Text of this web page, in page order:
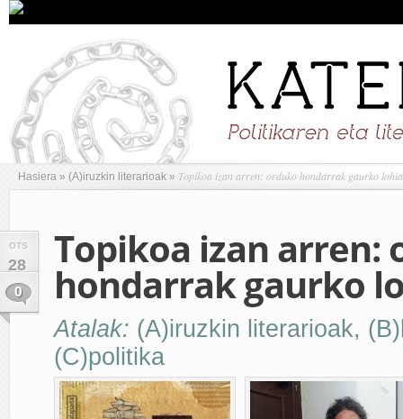
Hasiera » (A)iruzkin literarioak » Topikoa izan arren: orduko hondarrak gaurko
OTS
28
0
Topikoa izan arren:
hondarrak gaurko
Atalak: (A)iruzkin literarioak,
(C)politika